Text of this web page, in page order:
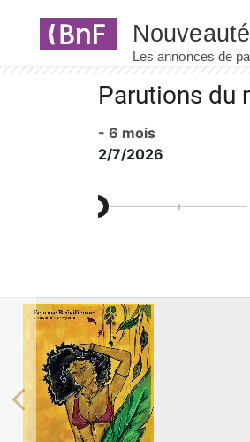
Parutions du
- 6 mois
2/7/2026
Previous